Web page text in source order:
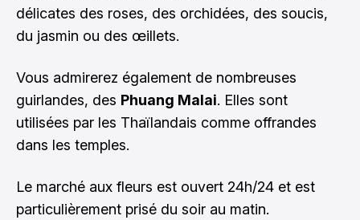
délicates des roses, des orchidées, des soucis,
du jasmin ou des œillets.
Vous admirerez également de nombreuses
guirlandes, des Phuang Malai. Elles sont
utilisées par les Thaïlandais comme offrandes
dans les temples.
Le marché aux fleurs est ouvert 24h/24 et est
particulièrement prisé du soir au matin.